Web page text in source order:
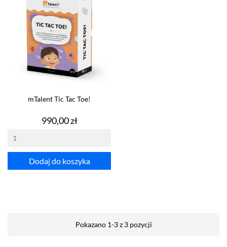
mTalent Tic Tac Toe!
Cena
990,00 zł
Dodaj do koszyka
Pokazano 1-3 z 3 pozycji